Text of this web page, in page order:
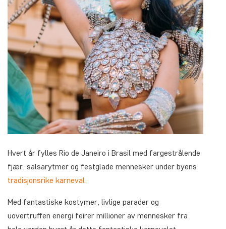
Hvert år fylles Rio de Janeiro i Brasil med fargestrålende
fjær, salsarytmer og festglade mennesker under byens
tradisjonsrike karneval.
Med fantastiske kostymer, livlige parader og
uovertruffen energi feirer millioner av mennesker fra